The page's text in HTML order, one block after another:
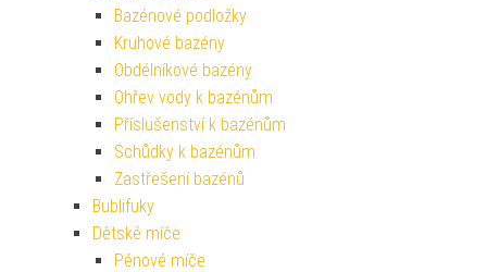
Bazénové podložky
Kruhové bazény
Obdélníkové bazény
Ohřev vody k bazénům
Příslušenství k bazénům
Schůdky k bazénům
Zastřešení bazénů
Bublifuky
Dětské míče
Pěnové míče